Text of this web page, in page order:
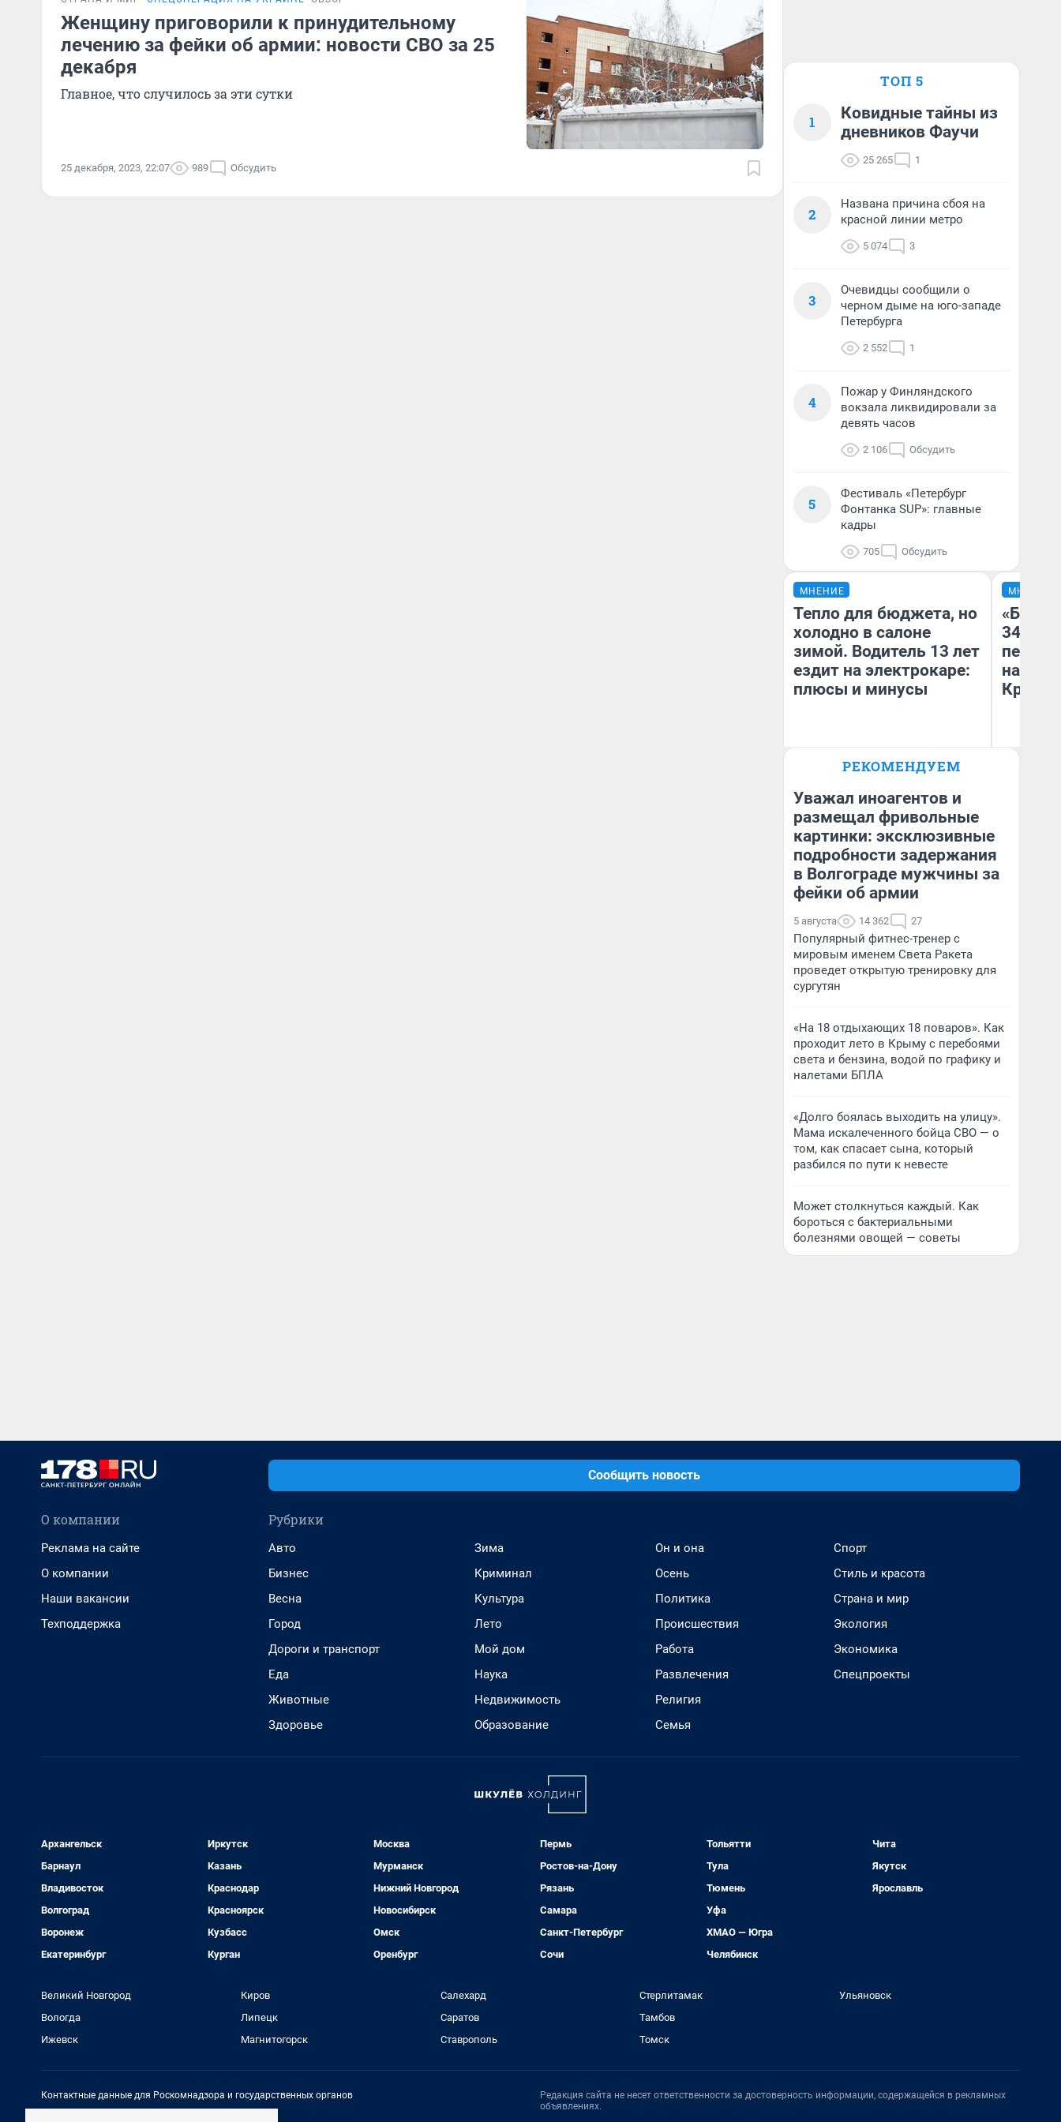
Женщину приговорили к принудительному
лечению за фейки об армии: новости СВО за 25
декабря
Главное, что случилось за эти сутки
25 декабря, 2023, 22:07 989 Обсудить
ТОП 5
1
Ковидные тайны из
дневников Фаучи
25 265 1
2
Названа причина сбоя на
красной линии метро
5 074 3
3
Очевидцы сообщили о
черном дыме на юго-западе
Петербурга
2 552 1
4
Пожар у Финляндского
вокзала ликвидировали за
девять часов
2 106 Обсудить
5
Фестиваль «Петербург
Фонтанка SUP»: главные
кадры
705 Обсудить
МНЕНИЕ
Тепло для бюджета, но
холодно в салоне
зимой. Водитель 13 лет
ездит на электрокаре:
плюсы и минусы
Денис Дедюхин
МНЕНИЕ
«Был
349
на
Крым
РЕКОМЕНДУЕМ
Уважал иноагентов и
размещал фривольные
картинки: эксклюзивные
подробности задержания
в Волгограде мужчины за
фейки об армии
5 августа 14 362 27
Популярный фитнес-тренер с
мировым именем Света Ракета
проведет открытую тренировку для
сургутян
«На 18 отдыхающих 18 поваров». Как
проходит лето в Крыму с перебоями
света и бензина, водой по графику и
налетами БПЛА
«Долго боялась выходить на улицу».
Мама искалеченного бойца СВО — о
том, как спасает сына, который
разбился по пути к невесте
Может столкнуться каждый. Как
бороться с бактериальными
болезнями овощей — советы
Сообщить новость
О компании
Реклама на сайте
О компании
Наши вакансии
Техподдержка
Рубрики
Авто
Бизнес
Весна
Город
Дороги и транспорт
Еда
Животные
Здоровье
Зима
Криминал
Культура
Лето
Мой дом
Наука
Недвижимость
Образование
Он и она
Осень
Политика
Происшествия
Работа
Развлечения
Религия
Семья
Спорт
Стиль и красота
Страна и мир
Экология
Экономика
Спецпроекты
Архангельск
Барнаул
Владивосток
Волгоград
Воронеж
Екатеринбург
Иркутск
Казань
Краснодар
Красноярск
Кузбасс
Курган
Москва
Мурманск
Нижний Новгород
Новосибирск
Омск
Оренбург
Пермь
Ростов-на-Дону
Рязань
Самара
Санкт-Петербург
Сочи
Тольятти
Тула
Тюмень
Уфа
ХМАО — Югра
Челябинск
Чита
Якутск
Ярославль
Великий Новгород
Вологда
Ижевск
Киров
Липецк
Магнитогорск
Салехард
Саратов
Ставрополь
Стерлитамак
Тамбов
Томск
Ульяновск
Контактные данные для Роскомнадзора и государственных органов
Редакция сайта не несет ответственности за достоверность информации, содержащейся в рекламных
объявлениях.